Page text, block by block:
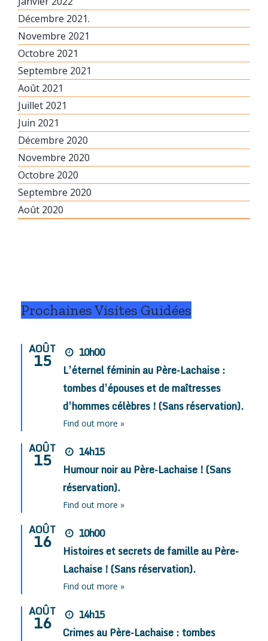
Décembre 2021.
Novembre 2021
Octobre 2021
Septembre 2021
Août 2021
Juillet 2021
Juin 2021
Décembre 2020
Novembre 2020
Octobre 2020
Septembre 2020
Août 2020
Prochaines Visites Guidées
AOÛT
15
10h00
L’éternel féminin au Père-Lachaise :
tombes d’épouses et de maîtresses
d’hommes célèbres ! (Sans réservation).
Find out more »
AOÛT
15
14h15
Humour noir au Père-Lachaise ! (Sans
réservation).
Find out more »
AOÛT
16
10h00
Histoires et secrets de famille au Père-
Lachaise ! (Sans réservation).
Find out more »
AOÛT
16
14h15
Crimes au Père-Lachaise : tombes